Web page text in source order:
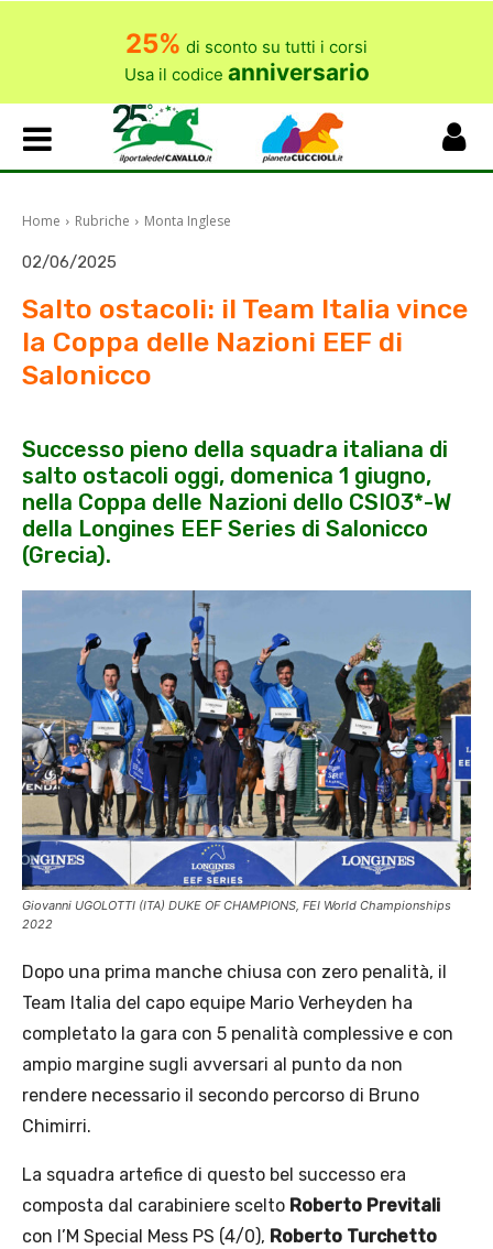
25% di sconto su tutti i corsi
Usa il codice anniversario
Home Rubriche Monta Inglese
02/06/2025
Salto ostacoli: il Team Italia vince
la Coppa delle Nazioni EEF di
Salonicco
Successo pieno della squadra italiana di
salto ostacoli oggi, domenica 1 giugno,
nella Coppa delle Nazioni dello CSIO3*-W
della Longines EEF Series di Salonicco
(Grecia).
Giovanni UGOLOTTI (ITA) DUKE OF CHAMPIONS, FEI World Championships
2022
Dopo una prima manche chiusa con zero penalità, il
Team Italia del capo equipe Mario Verheyden ha
completato la gara con 5 penalità complessive e con
ampio margine sugli avversari al punto da non
rendere necessario il secondo percorso di Bruno
Chimirri.
La squadra artefice di questo bel successo era
composta dal carabiniere scelto Roberto Previtali
con I’M Special Mess PS (4/0), Roberto Turchetto